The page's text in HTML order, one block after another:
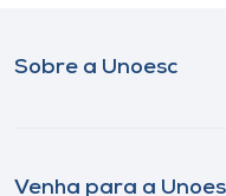
Sobre a Unoesc
Venha para a